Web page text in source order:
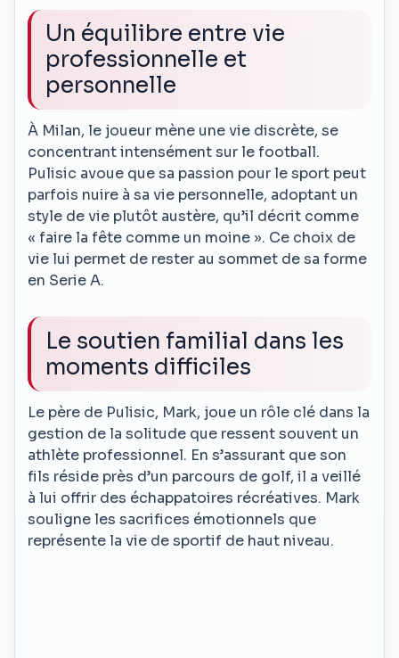
Un équilibre entre vie
professionnelle et
personnelle
À Milan, le joueur mène une vie discrète, se
concentrant intensément sur le football.
Pulisic avoue que sa passion pour le sport peut
parfois nuire à sa vie personnelle, adoptant un
style de vie plutôt austère, qu’il décrit comme
« faire la fête comme un moine ». Ce choix de
vie lui permet de rester au sommet de sa forme
en Serie A.
Le soutien familial dans les
moments difficiles
Le père de Pulisic, Mark, joue un rôle clé dans la
gestion de la solitude que ressent souvent un
athlète professionnel. En s’assurant que son
fils réside près d’un parcours de golf, il a veillé
à lui offrir des échappatoires récréatives. Mark
souligne les sacrifices émotionnels que
représente la vie de sportif de haut niveau.